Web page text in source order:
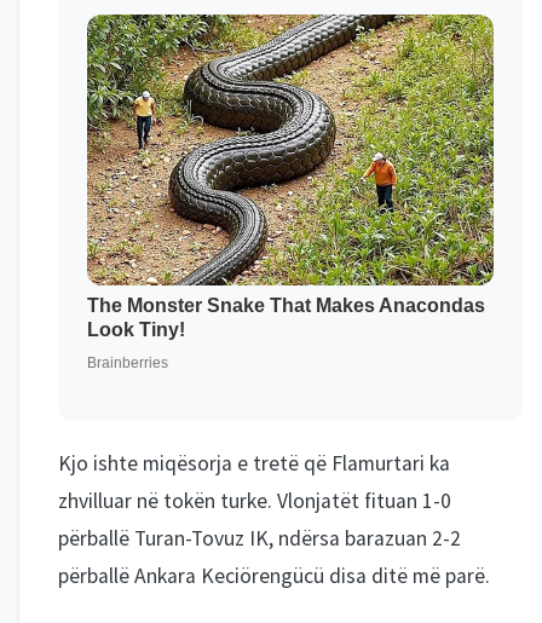
Kjo ishte miqësorja e tretë që Flamurtari ka
zhvilluar në tokën turke. Vlonjatët fituan 1-0
përballë Turan-Tovuz IK, ndërsa barazuan 2-2
përballë Ankara Keciörengücü disa ditë më parë.